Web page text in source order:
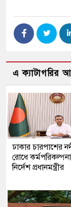
এ ক্যাটাগরির
ঢাকার চারপাশের
রোধে
নির্দেশ প্রধানমন্ত্রীর